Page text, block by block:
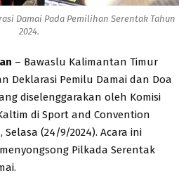
Damai Pada Pemilihan Serentak Tahun
2024.
– Bawaslu Kalimantan Timur
Deklarasi Pemilu Damai dan Doa
diselenggarakan oleh Komisi
di Sport and Convention
(24/9/2024). Acara ini
Pilkada Serentak